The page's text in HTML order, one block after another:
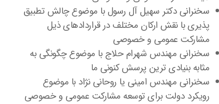
سخنرانی دکتر سهیل آل رسول با موضوع چالش تطبیق
پذیری با نقش ارکان مختلف در قراردادهای ذیل
مشارکت عمومی و خصوصی
سخنرانی مهندس شهرام حلاج با موضوع چگونگی به
مثابه بنیادی ترین پرسش کنونی ما
سخنرانی مهندس امینی یا روحانی نژاد با موضوع
رویکرد دولت برای توسعه مشارکت عمومی و خصوصی